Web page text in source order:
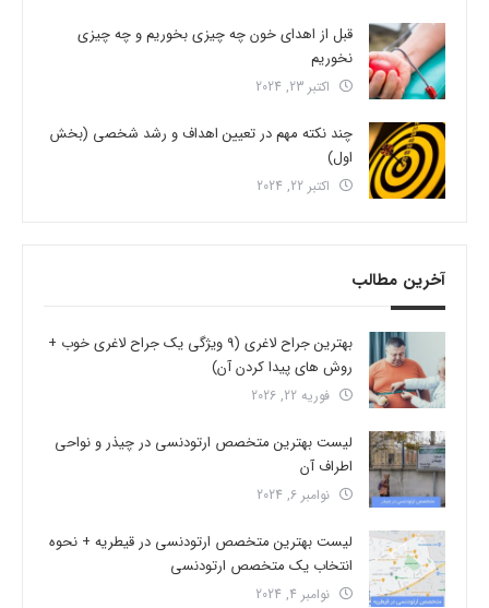
قبل از اهدای خون چه چیزی بخوریم و چه چیزی
نخوریم
اکتبر 23, 2024
چند نکته مهم در تعیین اهداف و رشد شخصی (بخش
اول)
اکتبر 22, 2024
آخرین مطالب
بهترین جراح لاغری (9 ویژگی یک جراح لاغری خوب +
روش های پیدا کردن آن)
فوریه 22, 2026
لیست بهترین متخصص ارتودنسی در چیذر و نواحی
اطراف آن
نوامبر 6, 2024
لیست بهترین متخصص ارتودنسی در قیطریه + نحوه
انتخاب یک متخصص ارتودنسی
نوامبر 4, 2024